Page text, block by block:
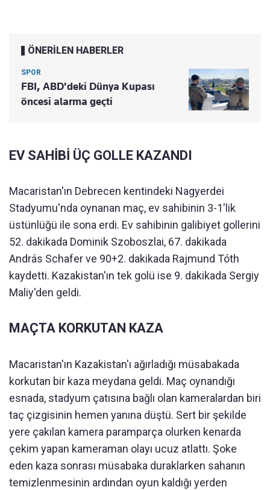
ÖNERİLEN HABERLER
SPOR
FBI, ABD'deki Dünya Kupası
öncesi alarma geçti
EV SAHİBİ ÜÇ GOLLE KAZANDI
Macaristan'ın Debrecen kentindeki Nagyerdei
Stadyumu'nda oynanan maç, ev sahibinin 3-1'lik
üstünlüğü ile sona erdi. Ev sahibinin galibiyet gollerini
52. dakikada Dominik Szoboszlai, 67. dakikada
András Schafer ve 90+2. dakikada Rajmund Tóth
kaydetti. Kazakistan'ın tek golü ise 9. dakikada Sergiy
Maliy'den geldi.
MAÇTA KORKUTAN KAZA
Macaristan'ın Kazakistan'ı ağırladığı müsabakada
korkutan bir kaza meydana geldi. Maç oynandığı
esnada, stadyum çatısına bağlı olan kameralardan biri
taç çizgisinin hemen yanına düştü. Sert bir şekilde
yere çakılan kamera paramparça olurken kenarda
çekim yapan kameraman olayı ucuz atlattı. Şoke
eden kaza sonrası müsabaka duraklarken sahanın
temizlenmesinin ardından oyun kaldığı yerden